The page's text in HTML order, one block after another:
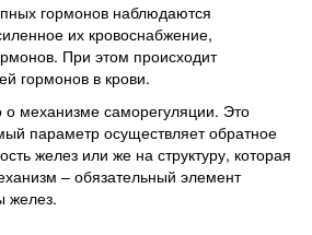
гормонов наблюдаются
их кровоснабжение,
При этом происходит
гормонов в крови.
механизме саморегуляции. Это
параметр осуществляет обратное
желез или же на структуру, которая
– обязательный элемент
желез.